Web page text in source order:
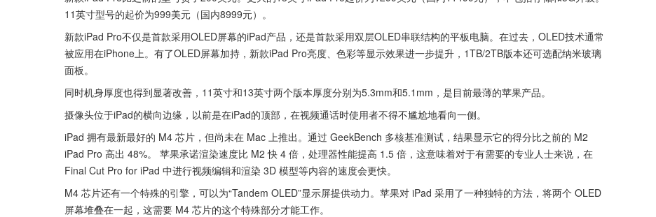
11英寸型号的起价为999美元（国内8999元）。
新款iPad Pro不仅是首款采用OLED屏幕的iPad产品，还是首款采用双层OLED串联结构的平板电脑。在过去，OLED技术通常
被应用在iPhone上。有了OLED屏幕加持，新款iPad Pro亮度、色彩等显示效果进一步提升，1TB/2TB版本还可选配纳米玻璃
面板。
同时机身厚度也得到显著改善，11英寸和13英寸两个版本厚度分别为5.3mm和5.1mm，是目前最薄的苹果产品。
摄像头位于iPad的横向边缘，以前是在iPad的顶部，在视频通话时使用者不得不尴尬地看向一侧。
iPad 拥有最新最好的 M4 芯片，但尚未在 Mac 上推出。通过 GeekBench 多核基准测试，结果显示它的得分比之前的 M2
iPad Pro 高出 48%。 苹果承诺渲染速度比 M2 快 4 倍，处理器性能提高 1.5 倍，这意味着对于有需要的专业人士来说，在
Final Cut Pro for iPad 中进行视频编辑和渲染 3D 模型等内容的速度会更快。
M4 芯片还有一个特殊的引擎，可以为“Tandem OLED”显示屏提供动力。苹果对 iPad 采用了一种独特的方法，将两个 OLED
屏幕堆叠在一起，这需要 M4 芯片的这个特殊部分才能工作。